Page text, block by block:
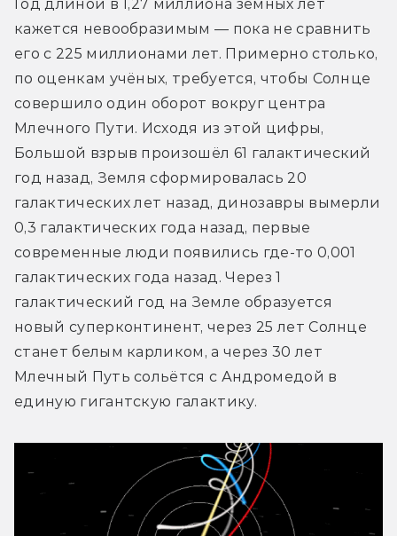
Год длиной в 1,27 миллиона земных лет
кажется невообразимым — пока не сравнить
его с 225 миллионами лет. Примерно столько,
по оценкам учёных, требуется, чтобы Солнце
совершило один оборот вокруг центра
Млечного Пути. Исходя из этой цифры,
Большой взрыв произошёл 61 галактический
год назад, Земля сформировалась 20
галактических лет назад, динозавры вымерли
0,3 галактических года назад, первые
современные люди появились где-то 0,001
галактических года назад. Через 1
галактический год на Земле образуется
новый суперконтинент, через 25 лет Солнце
станет белым карликом, а через 30 лет
Млечный Путь сольётся с Андромедой в
единую гигантскую галактику.